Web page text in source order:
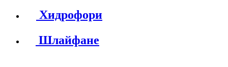
Хидрофори
Шлайфане